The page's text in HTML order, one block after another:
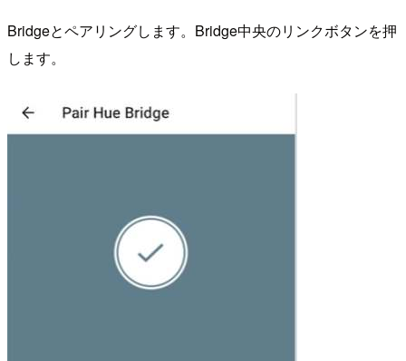
Bridgeとペアリングします。Bridge中央のリンクボタンを押
します。